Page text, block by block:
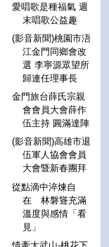
愛唱歌是種福氣 週
末唱歌公益趣
(影音新聞)桃園市浯
江金門同鄉會改
選 李寧源眾望所
歸連任理事長
金門旅台薛氏宗親
會會員大會薛作
伍主持 圓滿達陣
(影音新聞)高雄市退
伍軍人協會會員
大會暨新春團拜
從點滴中淬煉自
在 林磐聳充滿
溫度與感情「看
見」